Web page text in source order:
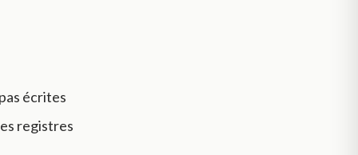
écrites
registres